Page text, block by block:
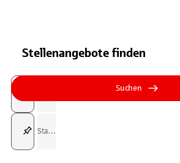
Stellenangebote finden
Suchfeld
Tippen Sie, um nach Themen zu suchen.
Suchfeld
Tippen Sie, um nach Themen zu suchen.
Suchen